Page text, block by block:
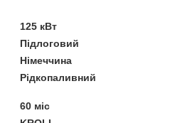
125 кВт
Підлоговий
Німеччина
Рідкопаливний
60 міс